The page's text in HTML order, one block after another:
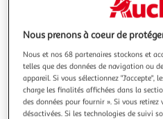
Nous prenons à coeur de
Nous et nos 68 partenaires stockons et
telles que des données de navigation ou
appareil. Si vous sélectionnez "J'accepte",
charge les finalités affichées dans la
des données pour fournir ». Si vous
désactivées. Si les technologies de suivi